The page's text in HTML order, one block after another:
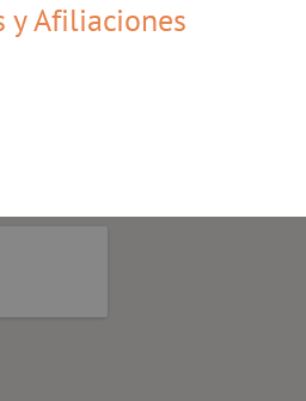
y Afiliaciones